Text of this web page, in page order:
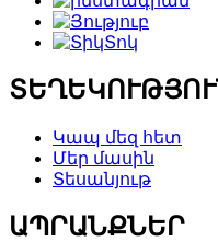
Կապ մեզ հետ
Մեր մասին
Տեսանյութ
ԱՊՐԱՆՔՆԵՐ